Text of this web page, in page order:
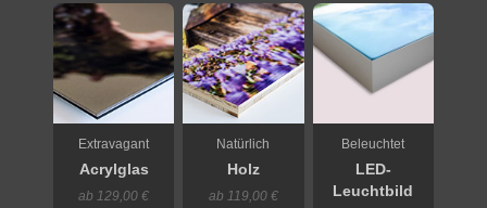
Extravagant
Acrylglas
ab 129,00 €
Natürlich
Holz
ab 119,00 €
Beleuchtet
LED-
Leuchtbild